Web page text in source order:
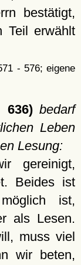
bestätigt,
Teil erwählt
- 576; eigene
bedarf
Leben
Lesung:
gereinigt,
Beides ist
ist,
als Lesen.
muss viel
wir beten,